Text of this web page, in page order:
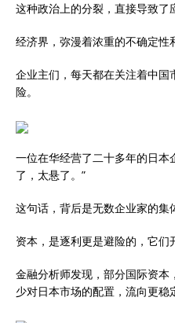
这种政治上的分裂，直接导致了
经济界，弥漫着浓重的不确定性
企业主们，每天都在关注着中
险。
一位在华经营了二十多年的日本
了，太悬了。”
这句话，背后是无数企业家的集
资本，是逐利更是避险的，它们
金融分析师发现，部分国际资
少对日本市场的配置，流向更稳